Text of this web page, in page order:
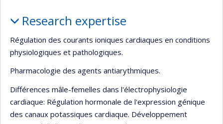
Research expertise
Régulation des courants ioniques cardiaques en conditions
physiologiques et pathologiques.
Pharmacologie des agents antiarythmiques.
Différences mâle-femelles dans l'électrophysiologie
cardiaque: Régulation hormonale de l'expression génique
des canaux potassiques cardiaque. Développement